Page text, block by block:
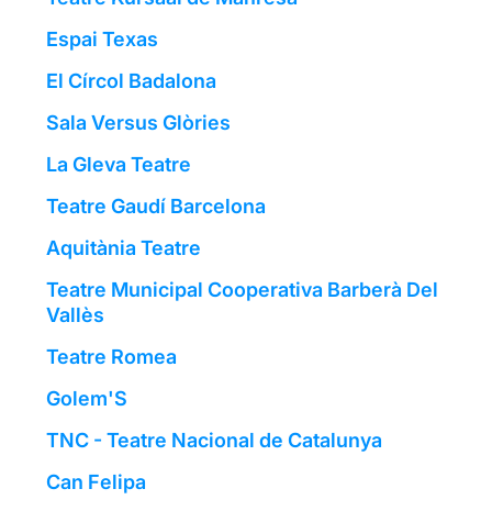
Espai Texas
El Círcol Badalona
Sala Versus Glòries
La Gleva Teatre
Teatre Gaudí Barcelona
Aquitània Teatre
Teatre Municipal Cooperativa Barberà Del
Vallès
Teatre Romea
Golem'S
TNC - Teatre Nacional de Catalunya
Can Felipa